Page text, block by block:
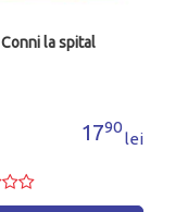
Conni la spital
1790
lei